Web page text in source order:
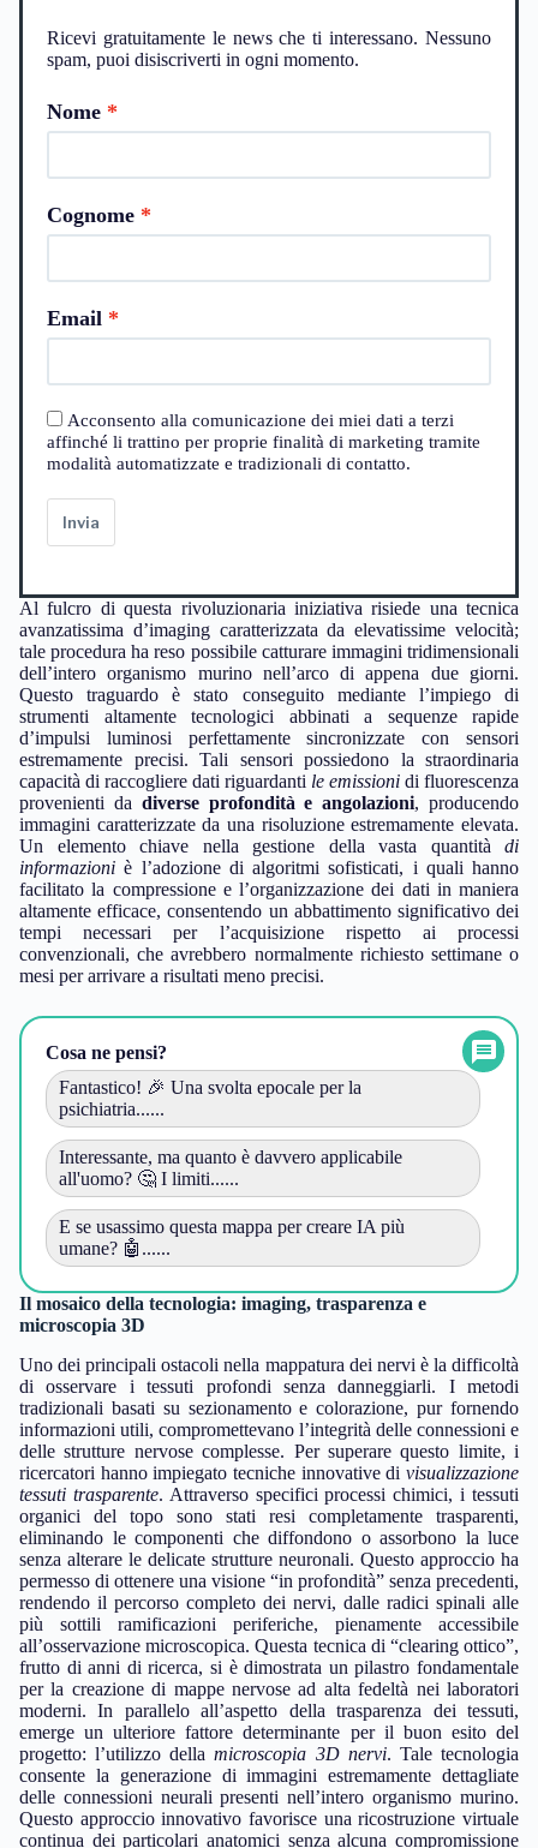
Ricevi gratuitamente le news che ti interessano. Nessuno
spam, puoi disiscriverti in ogni momento.
Nome
Cognome
Email
Acconsento alla comunicazione dei miei dati a terzi
affinché li trattino per proprie finalità di marketing tramite
modalità automatizzate e tradizionali di contatto.
Invia
Al fulcro di questa rivoluzionaria iniziativa risiede una tecnica
avanzatissima d’imaging caratterizzata da elevatissime velocità;
tale procedura ha reso possibile catturare immagini tridimensionali
dell’intero organismo murino nell’arco di appena due giorni.
Questo traguardo è stato conseguito mediante l’impiego di
strumenti altamente tecnologici abbinati a sequenze rapide
d’impulsi luminosi perfettamente sincronizzate con sensori
estremamente precisi. Tali sensori possiedono la straordinaria
capacità di raccogliere dati riguardanti le emissioni di fluorescenza
provenienti da diverse profondità e angolazioni, producendo
immagini caratterizzate da una risoluzione estremamente elevata.
Un elemento chiave nella gestione della vasta quantità di
informazioni è l’adozione di algoritmi sofisticati, i quali hanno
facilitato la compressione e l’organizzazione dei dati in maniera
altamente efficace, consentendo un abbattimento significativo dei
tempi necessari per l’acquisizione rispetto ai processi
convenzionali, che avrebbero normalmente richiesto settimane o
mesi per arrivare a risultati meno precisi.
Cosa ne pensi?
Fantastico! 🎉 Una svolta epocale per la
psichiatria......
Interessante, ma quanto è davvero applicabile
all'uomo? 🤔 I limiti......
E se usassimo questa mappa per creare IA più
umane? 🤖......
Il mosaico della tecnologia: imaging, trasparenza e
microscopia 3D
Uno dei principali ostacoli nella mappatura dei nervi è la difficoltà
di osservare i tessuti profondi senza danneggiarli. I metodi
tradizionali basati su sezionamento e colorazione, pur fornendo
informazioni utili, compromettevano l’integrità delle connessioni e
delle strutture nervose complesse. Per superare questo limite, i
ricercatori hanno impiegato tecniche innovative di visualizzazione
tessuti trasparente. Attraverso specifici processi chimici, i tessuti
organici del topo sono stati resi completamente trasparenti,
eliminando le componenti che diffondono o assorbono la luce
senza alterare le delicate strutture neuronali. Questo approccio ha
permesso di ottenere una visione “in profondità” senza precedenti,
rendendo il percorso completo dei nervi, dalle radici spinali alle
più sottili ramificazioni periferiche, pienamente accessibile
all’osservazione microscopica. Questa tecnica di “clearing ottico”,
frutto di anni di ricerca, si è dimostrata un pilastro fondamentale
per la creazione di mappe nervose ad alta fedeltà nei laboratori
moderni. In parallelo all’aspetto della trasparenza dei tessuti,
emerge un ulteriore fattore determinante per il buon esito del
progetto: l’utilizzo dellamicroscopia 3D nervi. Tale tecnologia
consente la generazione di immagini estremamente dettagliate
delle connessioni neurali presenti nell’intero organismo murino.
Questo approccio innovativo favorisce una ricostruzione virtuale
continua dei particolari anatomici senza alcuna compromissione